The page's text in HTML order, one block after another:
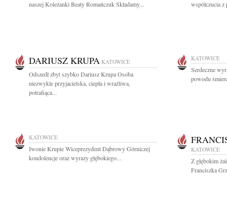
naszej Koleżanki Beaty Romańczuk Składamy...
współczucia
DARIUSZ KRUPA KATOWICE
Odszedł zbyt szybko Dariusz Krupa Osoba
niezwykle przyjacielska, ciepła i wrażliwa,
potrafiąca...
KATOWICE
Serdeczne
powodu
KATOWICE
Iwonie Krupie Wiceprezydent Dąbrowy Górniczej
kondolencje oraz wyrazy głębokiego...
KATOWICE
Z głębokim
Franciszka